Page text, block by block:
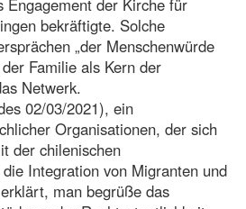
Engagement der Kirche für
bekräftigte. Solche
„der Menschenwürde
Familie als Kern der
Netwerk.
02/03/2021), ein
Organisationen, der sich
der chilenischen
Integration von Migranten und
man begrüße das